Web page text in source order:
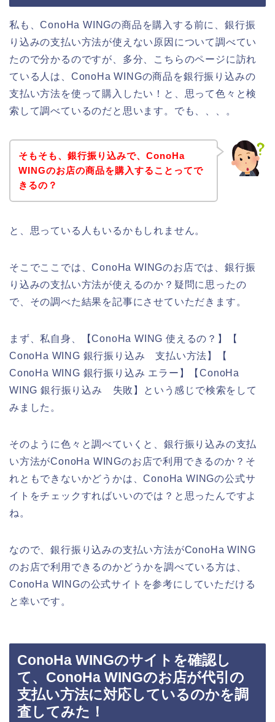
私も、ConoHa WINGの商品を購入する前に、銀行振
り込みの支払い方法が使えない原因について調べてい
たので分かるのですが、多分、こちらのページに訪れ
ている人は、ConoHa WINGの商品を銀行振り込みの
支払い方法を使って購入したい！と、思って色々と検
索して調べているのだと思います。でも、、、。
そもそも、銀行振り込みで、ConoHa
WINGのお店の商品を購入することってで
きるの？
と、思っている人もいるかもしれません。
そこでここでは、ConoHa WINGのお店では、銀行振
り込みの支払い方法が使えるのか？疑問に思ったの
で、その調べた結果を記事にさせていただきます。
まず、私自身、【ConoHa WING 使えるの？】【
ConoHa WING 銀行振り込み 支払い方法】【
ConoHa WING 銀行振り込み エラー】【ConoHa
WING 銀行振り込み 失敗】という感じで検索をして
みました。
そのように色々と調べていくと、銀行振り込みの支払
い方法がConoHa WINGのお店で利用できるのか？そ
れともできないかどうかは、ConoHa WINGの公式サ
イトをチェックすればいいのでは？と思ったんですよ
ね。
なので、銀行振り込みの支払い方法がConoHa WING
のお店で利用できるのかどうかを調べている方は、
ConoHa WINGの公式サイトを参考にしていただける
と幸いです。
ConoHa WINGのサイトを確認し
て、ConoHa WINGのお店が代引の
支払い方法に対応しているのかを調
査してみた！